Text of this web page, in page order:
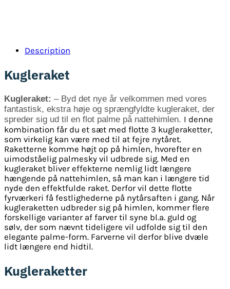
Description
Kugleraket
Kugleraket: – Byd det nye år velkommen med vores
fantastisk, ekstra høje og sprængfyldte kugleraket, der
spreder sig ud til en flot palme på nattehimlen. I denne
kombination får du et sæt med flotte 3 kugleraketter,
som virkelig kan være med til at fejre nytåret.
Raketterne komme højt op på himlen, hvorefter en
uimodståelig palmesky vil udbrede sig. Med en
kugleraket bliver effekterne nemlig lidt længere
hængende på nattehimlen, så man kan i længere tid
nyde den effektfulde raket. Derfor vil dette flotte
fyrværkeri få festlighederne på nytårsaften i gang. Når
kugleraketten udbreder sig på himlen, kommer flere
forskellige varianter af farver til syne bl.a. guld og
sølv, der som nævnt tideligere vil udfolde sig til den
elegante palme-form. Farverne vil derfor blive dvæle
lidt længere end hidtil.
Kugleraketter